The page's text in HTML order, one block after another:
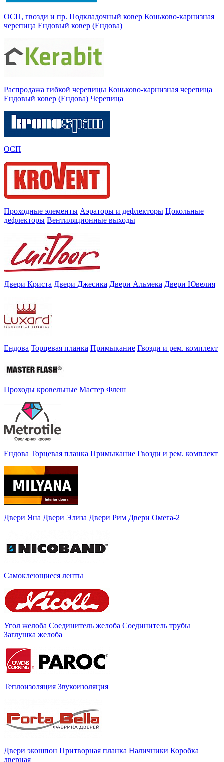
ОСП, гвозди и пр. Подкладочный ковер Коньково-карнизная
черепица Ендовый ковер (Ендова)
Распродажа гибкой черепицы Коньково-карнизная черепица
Ендовый ковер (Ендова) Черепица
ОСП
Проходные элементы Аэраторы и дефлекторы Цокольные
дефлекторы Вентиляционные выходы
Двери Криста Двери Джесика Двери Альмека Двери Ювелия
Ендова Торцевая планка Примыкание Гвозди и рем. комплект
Проходы кровельные Мастер Флеш
Ендова Торцевая планка Примыкание Гвозди и рем. комплект
Двери Яна Двери Элиза Двери Рим Двери Омега-2
Самоклеющиеся ленты
Угол желоба Соединитель желоба Соединитель трубы
Заглушка желоба
Теплоизоляция Звукоизоляция
Двери экошпон Притворная планка Наличники Коробка
дверная